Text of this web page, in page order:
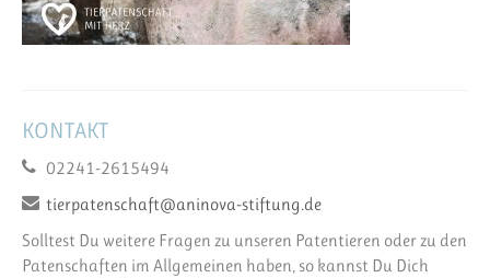
KONTAKT
02241-2615494
tierpatenschaft@aninova-stiftung.de
Solltest Du weitere Fragen zu unseren Patentieren oder zu den
Patenschaften im Allgemeinen haben, so kannst Du Dich